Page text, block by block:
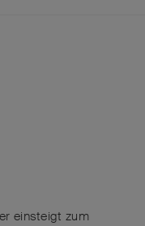
einsteigt zum